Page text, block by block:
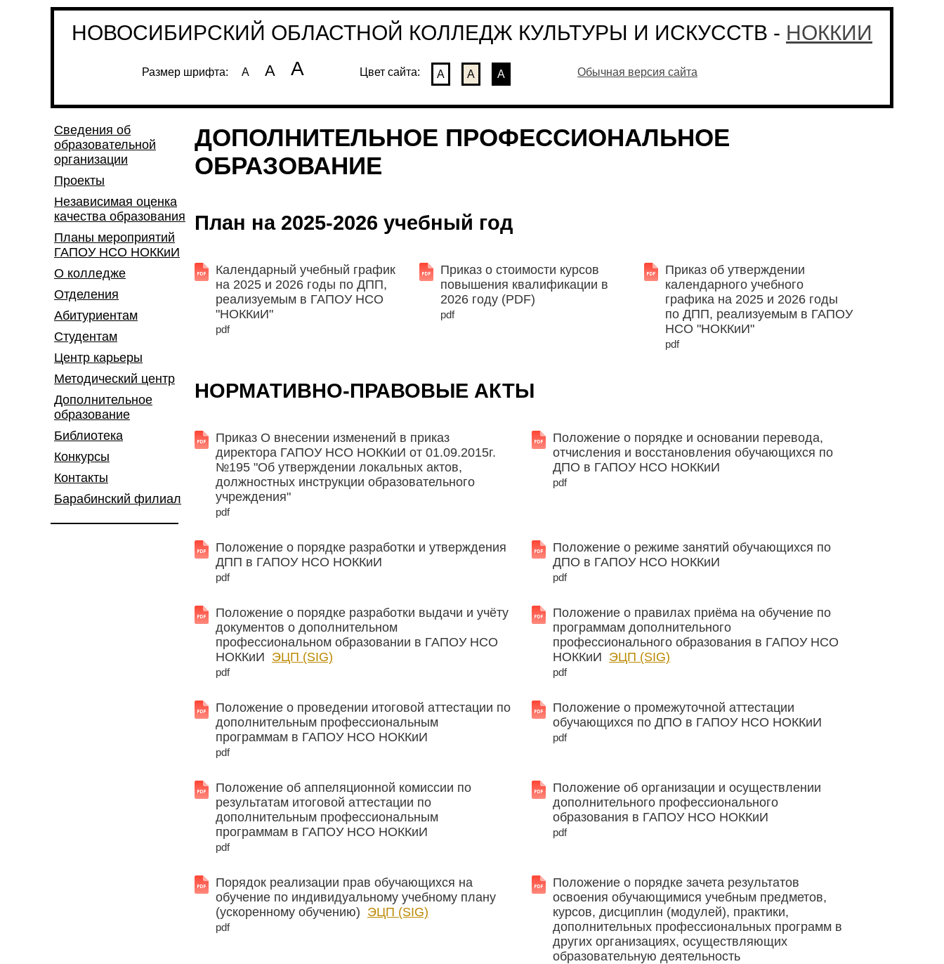
НОВОСИБИРСКИЙ ОБЛАСТНОЙ КОЛЛЕДЖ КУЛЬТУРЫ И ИСКУССТВ - НОККИИ
Размер шрифта: А А А Цвет сайта: А А А Обычная версия сайта
Сведения об
образовательной
организации
Проекты
Независимая оценка
качества образования
Планы мероприятий
ГАПОУ НСО НОККиИ
О колледже
Отделения
Абитуриентам
Студентам
Центр карьеры
Методический центр
Дополнительное
образование
Библиотека
Конкурсы
Контакты
Барабинский филиал
ДОПОЛНИТЕЛЬНОЕ ПРОФЕССИОНАЛЬНОЕ
ОБРАЗОВАНИЕ
План на 2025-2026 учебный год
Календарный учебный график
на 2025 и 2026 годы по ДПП,
реализуемым в ГАПОУ НСО
"НОККиИ"
pdf
Приказ о стоимости курсов
повышения квалификации в
2026 году (PDF)
pdf
Приказ об утверждении
календарного учебного
графика на 2025 и 2026 годы
по ДПП, реализуемым в ГАПОУ
НСО "НОККиИ"
pdf
НОРМАТИВНО-ПРАВОВЫЕ АКТЫ
Приказ О внесении изменений в приказ
директора ГАПОУ НСО НОККиИ от 01.09.2015г.
№195 "Об утверждении локальных актов,
должностных инструкции образовательного
учреждения"
pdf
Положение о порядке и основании перевода,
отчисления и восстановления обучающихся по
ДПО в ГАПОУ НСО НОККиИ
pdf
Положение о порядке разработки и утверждения
ДПП в ГАПОУ НСО НОККиИ
pdf
Положение о режиме занятий обучающихся по
ДПО в ГАПОУ НСО НОККиИ
pdf
Положение о порядке разработки выдачи и учёту
документов о дополнительном
профессиональном образовании в ГАПОУ НСО
НОККиИ ЭЦП (SIG)
pdf
Положение о правилах приёма на обучение по
программам дополнительного
профессионального образования в ГАПОУ НСО
НОККиИ ЭЦП (SIG)
pdf
Положение о проведении итоговой аттестации по
дополнительным профессиональным
программам в ГАПОУ НСО НОККиИ
pdf
Положение о промежуточной аттестации
обучающихся по ДПО в ГАПОУ НСО НОККиИ
pdf
Положение об аппеляционной комиссии по
результатам итоговой аттестации по
дополнительным профессиональным
программам в ГАПОУ НСО НОККиИ
pdf
Положение об организации и осуществлении
дополнительного профессионального
образования в ГАПОУ НСО НОККиИ
pdf
Порядок реализации прав обучающихся на
обучение по индивидуальному учебному плану
(ускоренному обучению) ЭЦП (SIG)
pdf
Положение о порядке зачета результатов
освоения обучающимися учебным предметов,
курсов, дисциплин (модулей), практики,
дополнительных профессиональных программ в
других организациях, осуществляющих
образовательную деятельность